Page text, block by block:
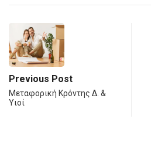
Previous Post
Μεταφορική Κρόντης Δ. &
Υιοί